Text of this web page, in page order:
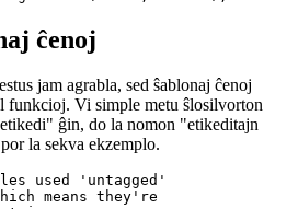
Luke!"
ĉenoj
jam agrabla, sed ŝablonaj ĉenoj
ĝin, do la nomon "etikeditajn